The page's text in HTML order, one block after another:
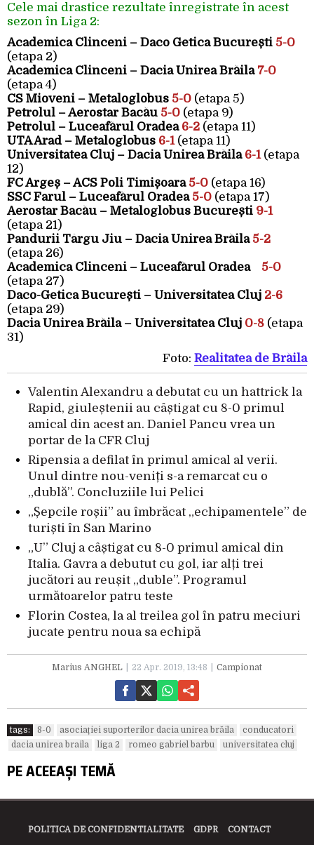
Cele mai drastice rezultate înregistrate în acest
sezon în Liga 2:
Academica Clinceni – Daco Getica București 5-0
(etapa 2)
Academica Clinceni – Dacia Unirea Brăila 7-0
(etapa 4)
CS Mioveni – Metaloglobus 5-0 (etapa 5)
Petrolul – Aerostar Bacău 5-0 (etapa 9)
Petrolul – Luceafărul Oradea6-2 (etapa 11)
UTA Arad – Metaloglobus 6-1(etapa 11)
Universitatea Cluj – Dacia Unirea Brăila 6-1 (etapa
12)
FC Argeș – ACS Poli Timișoara 5-0 (etapa 16)
SSC Farul – Luceafărul Oradea 5-0 (etapa 17)
Aerostar Bacău – Metaloglobus București 9-1
(etapa 21)
Pandurii Târgu Jiu – Dacia Unirea Brăila 5-2
(etapa 26)
Academica Clinceni – Luceafărul Oradea 5-0
(etapa 27)
Daco-Getica București – Universitatea Cluj 2-6
(etapa 29)
Dacia Unirea Brăila – Universitatea Cluj 0-8 (etapa
31)
Foto: Realitatea de Brăila
Valentin Alexandru a debutat cu un hattrick la
Rapid, giuleștenii au câștigat cu 8-0 primul
amical din acest an. Daniel Pancu vrea un
portar de la CFR Cluj
Ripensia a defilat în primul amical al verii.
Unul dintre nou-veniți s-a remarcat cu o
„dublă”. Concluziile lui Pelici
„Șepcile roșii” au îmbrăcat „echipamentele” de
turiști în San Marino
„U” Cluj a câștigat cu 8-0 primul amical din
Italia. Gavra a debutut cu gol, iar alți trei
jucători au reușit „duble”. Programul
următoarelor patru teste
Florin Costea, la al treilea gol în patru meciuri
jucate pentru noua sa echipă
Marius ANGHEL 22 Apr. 2019, 13:48 Campionat
tags: 8-0 asociației suporterilor dacia unirea brăila
conducatori
dacia unirea braila
liga 2 romeo gabriel barbu universitatea cluj
PE ACEEAȘI TEMĂ
POLITICA DE CONFIDENTIALITATE GDPR CONTACT